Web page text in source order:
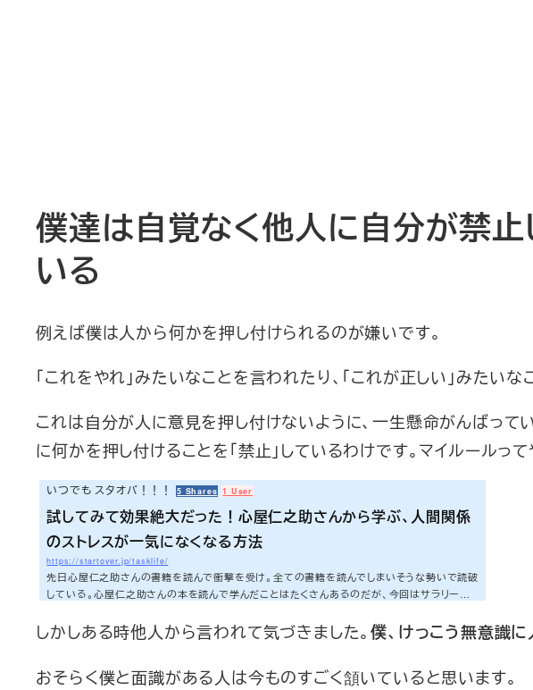
僕達は自覚なく他人に自分が禁
いる
例えば僕は人から何かを押し付けられるのが嫌いです。
「これをやれ」みたいなことを言われたり、「これが正しい」みたい
これは自分が人に意見を押し付けないように、一生懸命がんばって
に何かを押し付けることを「禁止」しているわけです。マイルールって
いつでも スタオバ！！！ 5 Shares 1 User
試してみて効果絶大だった！心屋仁之助さんから学ぶ、人間関係
のストレスが一気になくなる方法
https://startover.jp/tasklife/
先日心屋仁之助さんの書籍を読んで衝撃を受け。全ての書籍を読んでしまいそうな勢いで読破
している。心屋仁之助さんの本を読んで学んだことはたくさんあるのだが、今回はサラリーマ
を実践して僕が得られた効果は以下の通りだ。 「職場のメンバーを信用してもいいんだ」と思
うようになり、メンバーを本当の意味で信じられるようになった。 「楽して成果を出してもい
しかしある時他人から言われて気づきました。僕、けっこう無意識に
おそらく僕と面識がある人は今ものすごく頷いていると思います。